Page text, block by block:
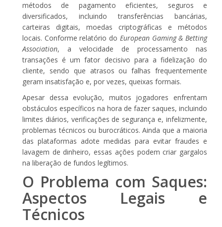
métodos de pagamento eficientes, seguros e
diversificados, incluindo transferências bancárias,
carteiras digitais, moedas criptográficas e métodos
locais. Conforme relatório do European Gaming & Betting
Association, a velocidade de processamento nas
transações é um fator decisivo para a fidelização do
cliente, sendo que atrasos ou falhas frequentemente
geram insatisfação e, por vezes, queixas formais.
Apesar dessa evolução, muitos jogadores enfrentam
obstáculos específicos na hora de fazer saques, incluindo
limites diários, verificações de segurança e, infelizmente,
problemas técnicos ou burocráticos. Ainda que a maioria
das plataformas adote medidas para evitar fraudes e
lavagem de dinheiro, essas ações podem criar gargalos
na liberação de fundos legítimos.
O Problema com Saques:
Aspectos Legais e
Técnicos